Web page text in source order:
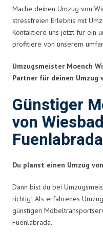
Mache deinen Umzug von
stressfreien Erlebnis mit
Kontaktiere uns jetzt für ein
profitiere von unserem
Umzugsmeister Moench
Partner für deinen Umzug
Günstiger
von
Fuenlabrada
Du planst einen Umzug
Dann bist du bei
richtig! Als erfahrenes
günstigen
Fuenlabrada.